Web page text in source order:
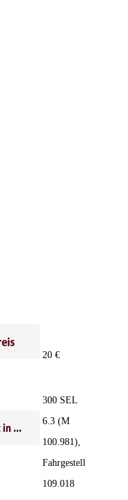
20 €
300 SEL
6.3 (M
100.981),
Fahrgestell
109.018